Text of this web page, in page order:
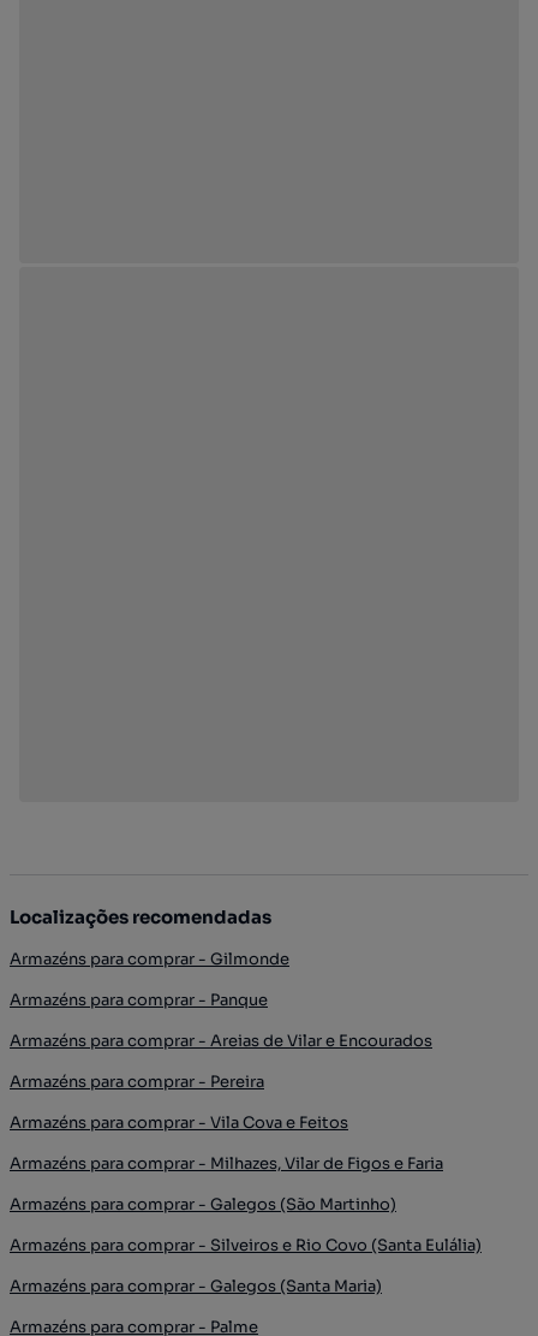
Localizações recomendadas
Armazéns para comprar - Gilmonde
Armazéns para comprar - Panque
Armazéns para comprar - Areias de Vilar e Encourados
Armazéns para comprar - Pereira
Armazéns para comprar - Vila Cova e Feitos
Armazéns para comprar - Milhazes, Vilar de Figos e Faria
Armazéns para comprar - Galegos (São Martinho)
Armazéns para comprar - Silveiros e Rio Covo (Santa Eulália)
Armazéns para comprar - Galegos (Santa Maria)
Armazéns para comprar - Palme